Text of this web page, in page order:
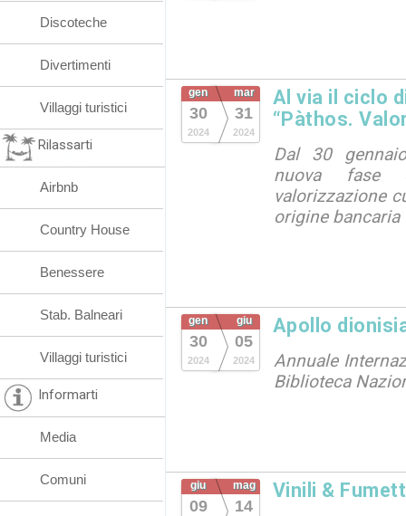
gen
30
2024
mar
31
2024
Al via il ciclo
“Pàthos.
Dal 30
nuova fase
valorizzazione
origine bancaria
gen
30
2024
giu
05
2024
Apollo
Annuale
Biblioteca
giu
09
mag
14
Vinili &
Discoteche
Divertimenti
Villaggi turistici
Rilassarti
Airbnb
Country House
Benessere
Stab. Balneari
Villaggi turistici
Informarti
Media
Comuni